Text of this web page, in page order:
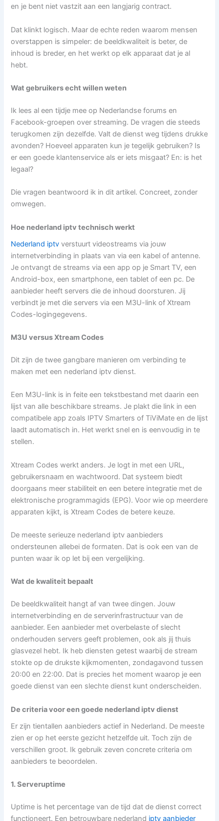
en je bent niet vastzit aan een langjarig contract.
Dat klinkt logisch. Maar de echte reden waarom mensen
overstappen is simpeler: de beeldkwaliteit is beter, de
inhoud is breder, en het werkt op elk apparaat dat je al
hebt.
Wat gebruikers echt willen weten
Ik lees al een tijdje mee op Nederlandse forums en
Facebook-groepen over streaming. De vragen die steeds
terugkomen zijn dezelfde. Valt de dienst weg tijdens drukke
avonden? Hoeveel apparaten kun je tegelijk gebruiken? Is
er een goede klantenservice als er iets misgaat? En: is het
legaal?
Die vragen beantwoord ik in dit artikel. Concreet, zonder
omwegen.
Hoe nederland iptv technisch werkt
Nederland iptv verstuurt videostreams via jouw
internetverbinding in plaats van via een kabel of antenne.
Je ontvangt de streams via een app op je Smart TV, een
Android-box, een smartphone, een tablet of een pc. De
aanbieder heeft servers die de inhoud doorsturen. Jij
verbindt je met die servers via een M3U-link of Xtream
Codes-logingegevens.
M3U versus Xtream Codes
Dit zijn de twee gangbare manieren om verbinding te
maken met een nederland iptv dienst.
Een M3U-link is in feite een tekstbestand met daarin een
lijst van alle beschikbare streams. Je plakt die link in een
compatibele app zoals IPTV Smarters of TiViMate en de lijst
laadt automatisch in. Het werkt snel en is eenvoudig in te
stellen.
Xtream Codes werkt anders. Je logt in met een URL,
gebruikersnaam en wachtwoord. Dat systeem biedt
doorgaans meer stabiliteit en een betere integratie met de
elektronische programmagids (EPG). Voor wie op meerdere
apparaten kijkt, is Xtream Codes de betere keuze.
De meeste serieuze nederland iptv aanbieders
ondersteunen allebei de formaten. Dat is ook een van de
punten waar ik op let bij een vergelijking.
Wat de kwaliteit bepaalt
De beeldkwaliteit hangt af van twee dingen. Jouw
internetverbinding en de serverinfrastructuur van de
aanbieder. Een aanbieder met overbelaste of slecht
onderhouden servers geeft problemen, ook als jij thuis
glasvezel hebt. Ik heb diensten getest waarbij de stream
stokte op de drukste kijkmomenten, zondagavond tussen
20:00 en 22:00. Dat is precies het moment waarop je een
goede dienst van een slechte dienst kunt onderscheiden.
De criteria voor een goede nederland iptv dienst
Er zijn tientallen aanbieders actief in Nederland. De meeste
zien er op het eerste gezicht hetzelfde uit. Toch zijn de
verschillen groot. Ik gebruik zeven concrete criteria om
aanbieders te beoordelen.
1. Serveruptime
Uptime is het percentage van de tijd dat de dienst correct
functioneert. Een betrouwbare nederland iptv aanbieder